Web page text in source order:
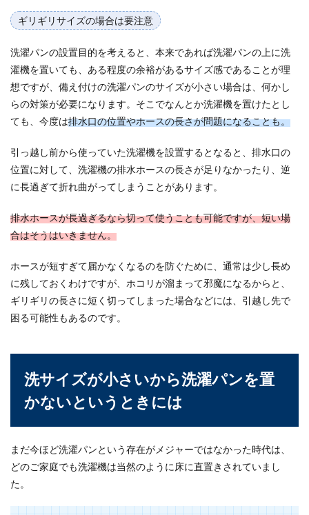
ギリギリサイズの場合は要注意
洗濯パンの設置目的を考えると、本来であれば洗濯パンの上に洗
濯機を置いても、ある程度の余裕があるサイズ感であることが理
想ですが、備え付けの洗濯パンのサイズが小さい場合は、何かし
らの対策が必要になります。そこでなんとか洗濯機を置けたとし
ても、今度は排水口の位置やホースの長さが問題になることも。
引っ越し前から使っていた洗濯機を設置するとなると、排水口の
位置に対して、洗濯機の排水ホースの長さが足りなかったり、逆
に長過ぎて折れ曲がってしまうことがあります。
排水ホースが長過ぎるなら切って使うことも可能ですが、短い場
合はそうはいきません。
ホースが短すぎて届かなくなるのを防ぐために、通常は少し長め
に残しておくわけですが、ホコリが溜まって邪魔になるからと、
ギリギリの長さに短く切ってしまった場合などには、引越し先で
困る可能性もあるのです。
洗サイズが小さいから洗濯パンを置
かないというときには
まだ今ほど洗濯パンという存在がメジャーではなかった時代は、
どのご家庭でも洗濯機は当然のように床に直置きされていまし
た。